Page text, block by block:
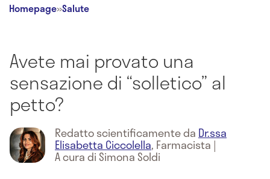
Homepage»Salute
Avete mai provato una
sensazione di “solletico” al
petto?
Redatto scientificamente da Dr.ssa
Elisabetta Ciccolella, Farmacista |
A cura di Simona Soldi